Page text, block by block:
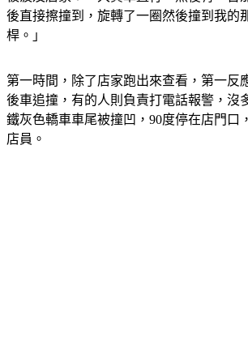
後直接擦撞到，旋轉了一圈然後撞到我的
桿。」
第一時間，除了店家跑出來查看，第一反
後車追撞，有的人則負責打電話報警，沒
鐵灰色轎車車尾被撞凹，90度停在店門口
店員。